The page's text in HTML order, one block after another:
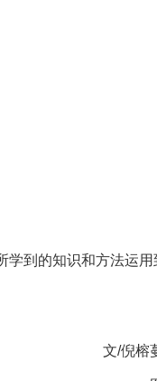
学到的知识和方法运用
文/倪榕